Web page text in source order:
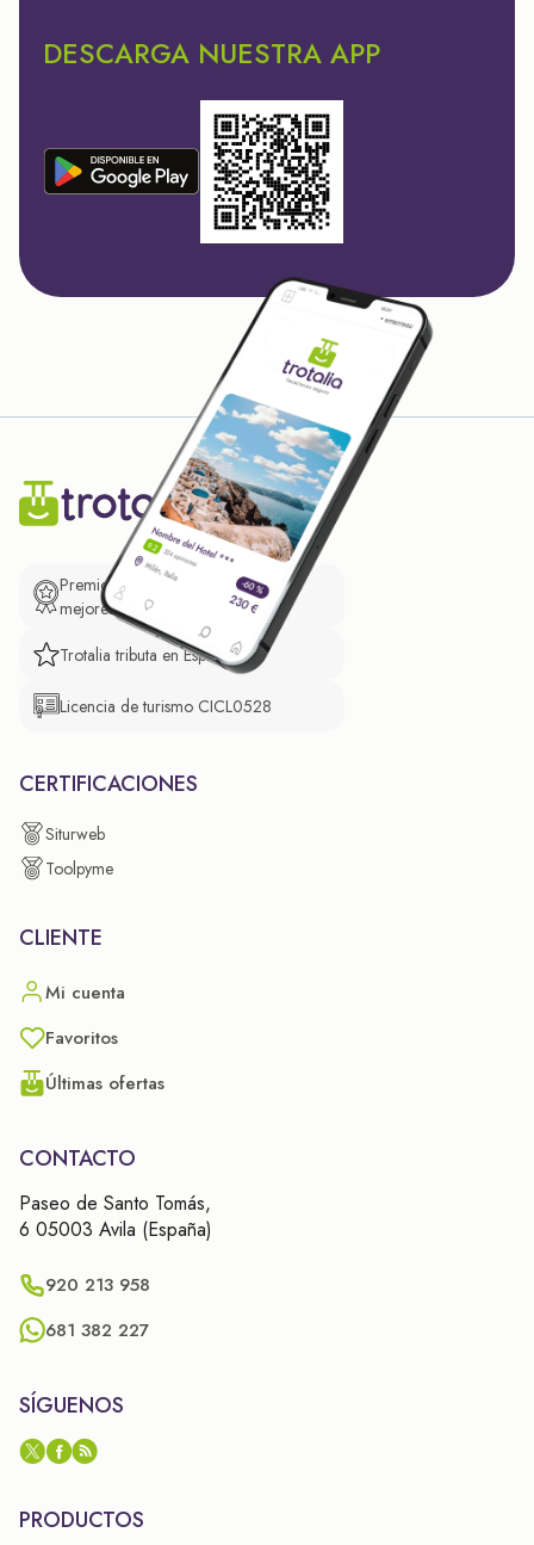
DESCARGA NUESTRA APP
Premio de El Confidencial a las
mejores prácticas empresariales.
Trotalia tributa en España
Licencia de turismo CICL0528
CERTIFICACIONES
Siturweb
Toolpyme
CLIENTE
Mi cuenta
Favoritos
Últimas ofertas
CONTACTO
Paseo de Santo Tomás,
6 05003 Avila (España)
920 213 958
681 382 227
SÍGUENOS
PRODUCTOS